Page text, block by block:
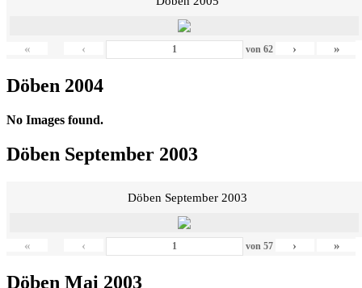
« ‹ von 62 › »
Döben 2004
No Images found.
Döben September 2003
Döben September 2003
« ‹ von 57 › »
Döben Mai 2003